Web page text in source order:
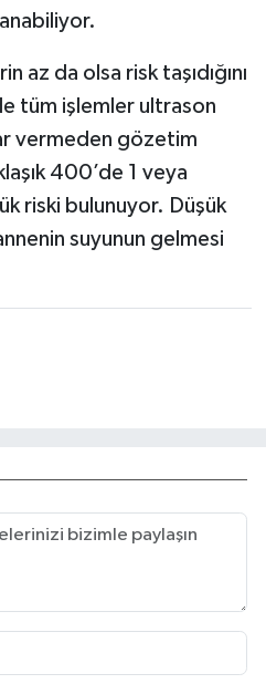
az da olsa risk taşıdığını
tüm işlemler ultrason
vermeden gözetim
400’de 1 veya
riski bulunuyor. Düşük
suyunun gelmesi